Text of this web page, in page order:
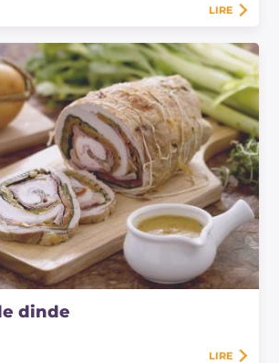
LIRE
dinde
LIRE